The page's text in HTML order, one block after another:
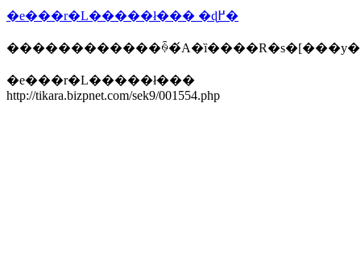
�e���r�L���͏��ł��� �ɖ߂�
�e���r�L���͏��ł���
http://tikara.bizpnet.com/sek9/001554.php